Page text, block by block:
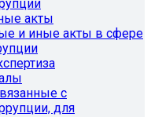
акты
и иные акты в сфере
с
для